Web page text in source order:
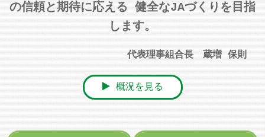
の信頼と期待に応える 健全なJAづくりを目指
します。
代表理事組合長 蔵増 保則
概況を見る